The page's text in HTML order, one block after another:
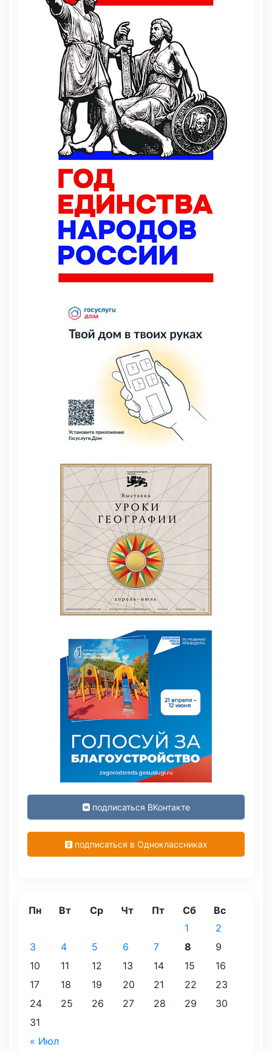
подписаться ВКонтакте
подписаться в Одноклассниках
Пн Вт Ср Чт Пт Сб Вс
« Июл
1
2
3
4 5 6 7 8
9
10
11 12 13 14 15
16
17
18 19 20 21 22
23
24
25 26 27 28 29
30
31